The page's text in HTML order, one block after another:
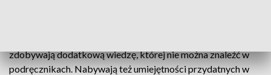
zdobywają dodatkową wiedzę, której nie można znaleźć w
podręcznikach. Nabywają też umiejętności przydatnych w